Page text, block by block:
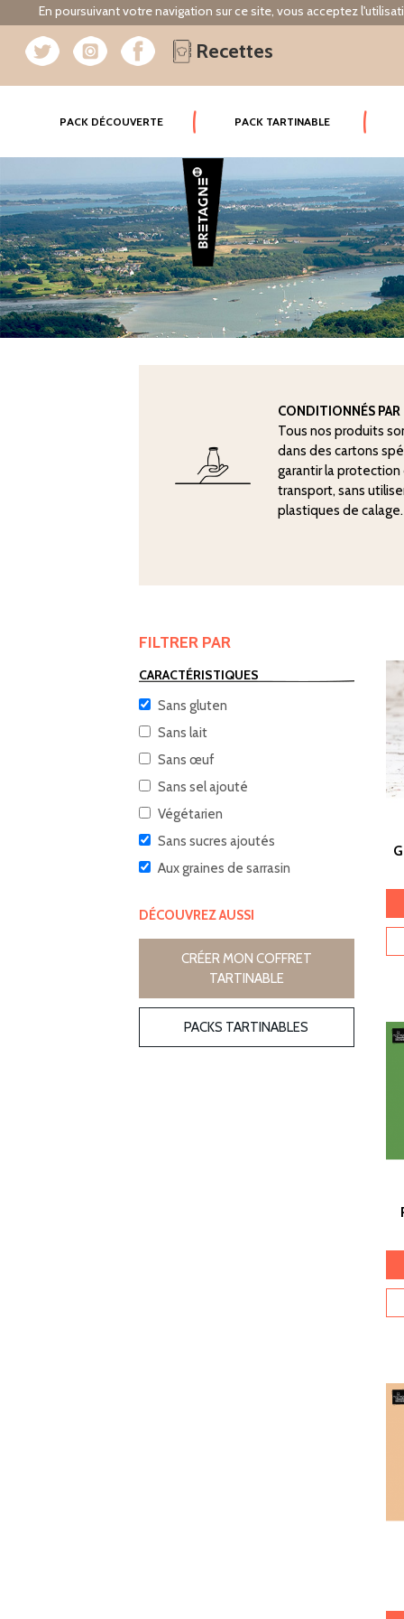
En poursuivant votre navigation sur ce site, vous acceptez
Recettes
PACK DÉCOUVERTE(CURRENT) PACK TARTINABLE
CONDITIONNÉS
Tous nos produits
dans des cartons
garantir la
transport, sans
plastiques de calage.
FILTRER PAR
CARACTÉRISTIQUES
Sans gluten
Sans lait
Sans œuf
Sans sel ajouté
Végétarien
Sans sucres ajoutés
Aux graines de sarrasin
DÉCOUVREZ AUSSI
CRÉER MON COFFRET
TARTINABLE
PACKS TARTINABLES